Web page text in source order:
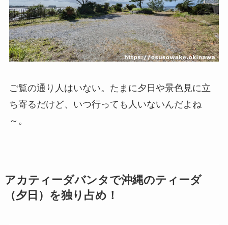
ご覧の通り人はいない。たまに夕日や景色見に立
ち寄るだけど、いつ行っても人いないんだよね
～。
アカティーダバンタで沖縄のティーダ
（夕日）を独り占め！